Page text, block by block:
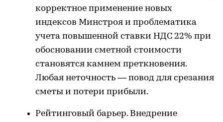
корректное применение новых
индексов Минстроя и проблематика
учета повышенной ставки НДС 22% при
обосновании сметной стоимости
становятся камнем преткновения.
Любая неточность — повод для срезания
сметы и потери прибыли.
Рейтинговый барьер. Внедрение